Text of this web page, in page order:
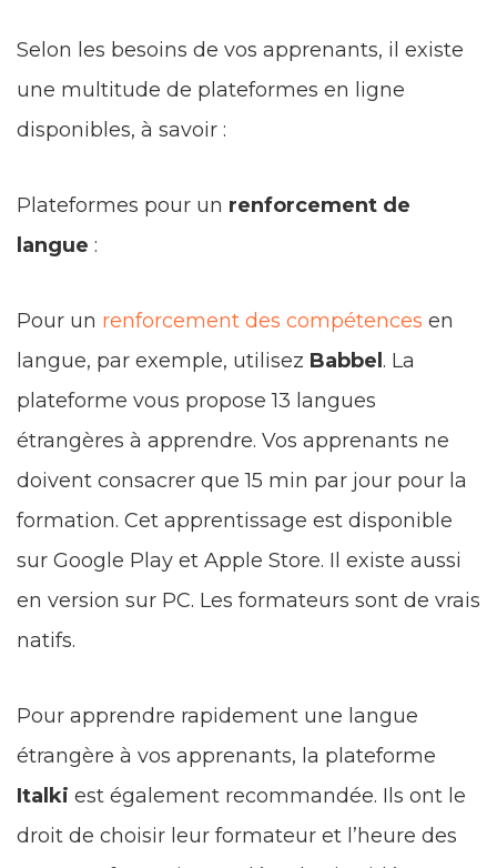
Selon les besoins de vos apprenants, il existe
une multitude de plateformes en ligne
disponibles, à savoir :
Plateformes pour un renforcement de
langue :
Pour un renforcement des compétences en
langue, par exemple, utilisez Babbel . La
plateforme vous propose 13 langues
étrangères à apprendre. Vos apprenants ne
doivent consacrer que 15 min par jour pour la
formation. Cet apprentissage est disponible
sur Google Play et Apple Store. Il existe aussi
en version sur PC. Les formateurs sont de vrais
natifs.
Pour apprendre rapidement une langue
étrangère à vos apprenants, la plateforme
Italki est également recommandée. Ils ont le
droit de choisir leur formateur et l’heure des